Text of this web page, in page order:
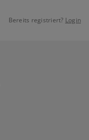
Bereits registriert? Login